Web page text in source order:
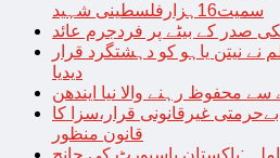
سمیت16ہزارفلسطینی شہید
صدر کے بیٹے پر فردجرم عائد
نے نیتن یاہو کو دہشتگرد قرار
دیدیا
سے محفوظ رہنے والا نیا ایندھن
غیرقانونی قرار،سزا کا
قانون منظور
:پاکستان پاسپورٹ کی جانچ